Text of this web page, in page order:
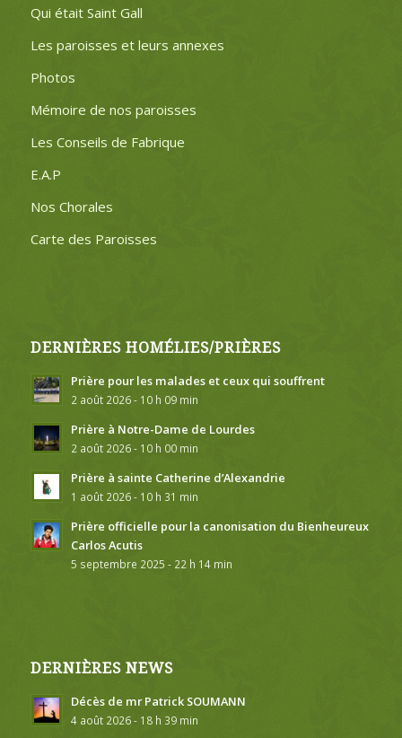
Qui était Saint Gall
Les paroisses et leurs annexes
Photos
Mémoire de nos paroisses
Les Conseils de Fabrique
E.A.P
Nos Chorales
Carte des Paroisses
DERNIÈRES HOMÉLIES/PRIÈRES
Prière pour les malades et ceux qui souffrent
2 août 2026 - 10 h 09 min
Prière à Notre-Dame de Lourdes
2 août 2026 - 10 h 00 min
Prière à sainte Catherine d’Alexandrie
1 août 2026 - 10 h 31 min
Prière officielle pour la canonisation du Bienheureux
Carlos Acutis
5 septembre 2025 - 22 h 14 min
DERNIÈRES NEWS
Décès de mr Patrick SOUMANN
4 août 2026 - 18 h 39 min